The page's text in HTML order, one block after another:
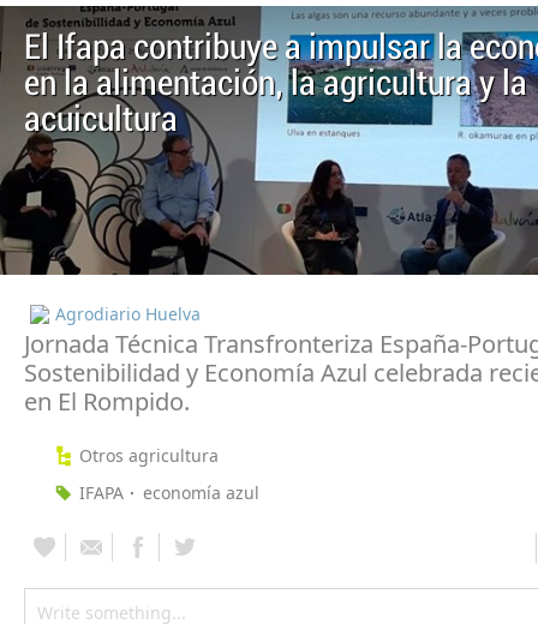
El Ifapa contribuye a impulsar la
en la alimentación, la agricultura y la
acuicultura
Agrodiario Huelva
Jornada Técnica Transfronteriza España-
Sostenibilidad y Economía Azul celebrada
en El Rompido.
Otros agricultura
IFAPA
economía azul